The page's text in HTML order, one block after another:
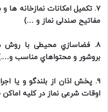
7. تكميل امكانات نمازخانه
مفاتيح صندلی نماز و …)
8. فضاسازي محيطی با
بروشور و محتواهاي مناسب
9. پخش اذان از بلندگو و يا
اوقات شرعی نماز در كليه